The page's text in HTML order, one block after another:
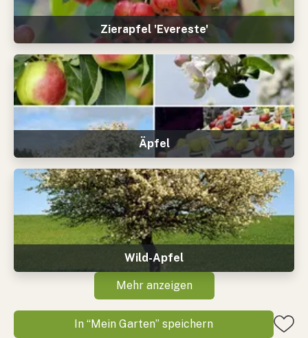
Zierapfel 'Evereste'
Äpfel
Wild-Apfel
Mehr anzeigen
In “Mein Garten” speichern